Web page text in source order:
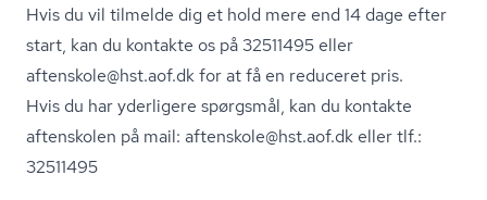
Hvis du vil tilmelde dig et hold mere end 14 dage efter
start, kan du kontakte os på 32511495 eller
aftenskole@hst.aof.dk for at få en reduceret pris.
Hvis du har yderligere spørgsmål, kan du kontakte
aftenskolen på mail: aftenskole@hst.aof.dk eller tlf.:
32511495